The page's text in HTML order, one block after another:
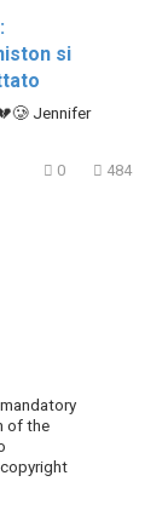
si
Jennifer
0 484
of the